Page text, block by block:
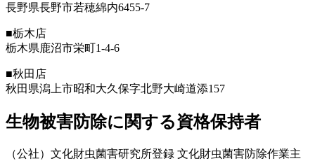
長野県長野市若穂綿内6455-7
■栃木店
栃木県鹿沼市栄町1-4-6
■秋田店
秋田県潟上市昭和大久保字北野大崎道添157
生物被害防除に関する資格保持者
（公社）文化財虫菌害研究所登録 文化財虫菌害防除作業主